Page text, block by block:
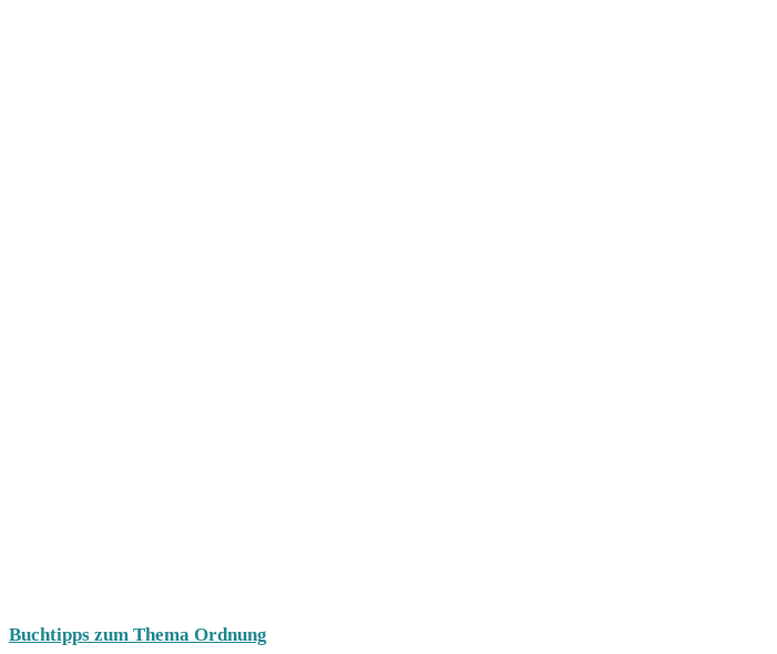
Buchtipps zum Thema Ordnung